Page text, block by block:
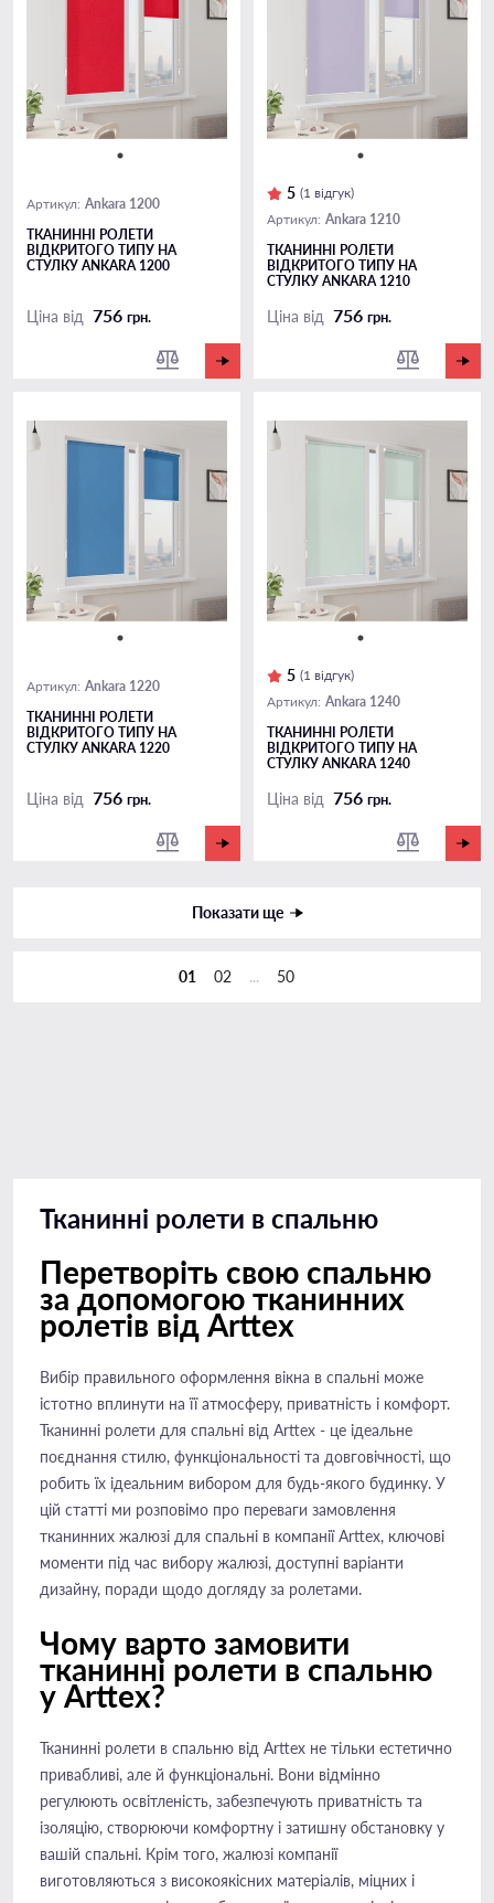
Артикул: Ankara 1200
ТКАНИННІ РОЛЕТИ
ВІДКРИТОГО ТИПУ НА
СТУЛКУ ANKARA 1200
Ціна від 756 грн.
5 (1 відгук)
Артикул: Ankara 1210
ТКАНИННІ РОЛЕТИ
ВІДКРИТОГО ТИПУ НА
СТУЛКУ ANKARA 1210
Ціна від 756 грн.
Артикул: Ankara 1220
ТКАНИННІ РОЛЕТИ
ВІДКРИТОГО ТИПУ НА
СТУЛКУ ANKARA 1220
Ціна від 756 грн.
5 (1 відгук)
Артикул: Ankara 1240
ТКАНИННІ РОЛЕТИ
ВІДКРИТОГО ТИПУ НА
СТУЛКУ ANKARA 1240
Ціна від 756 грн.
01 02 ... 50
Показати ще
Тканинні ролети в спальню
Перетворіть свою спальню
за допомогою тканинних
ролетів від Arttex
Вибір правильного оформлення вікна в спальні може
істотно вплинути на її атмосферу, приватність і комфорт.
Тканинні ролети для спальні від Arttex - це ідеальне
поєднання стилю, функціональності та довговічності, що
робить їх ідеальним вибором для будь-якого будинку. У
цій статті ми розповімо про переваги замовлення
тканинних жалюзі для спальні в компанії Arttex, ключові
моменти під час вибору жалюзі, доступні варіанти
дизайну, поради щодо догляду за ролетами.
Чому варто замовити
тканинні ролети в спальню
у Arttex?
Тканинні ролети в спальню від Arttex не тільки естетично
привабливі, але й функціональні. Вони відмінно
регулюють освітленість, забезпечують приватність та
ізоляцію, створюючи комфортну і затишну обстановку у
вашій спальні. Крім того, жалюзі компанії
виготовляються з високоякісних матеріалів, міцних і